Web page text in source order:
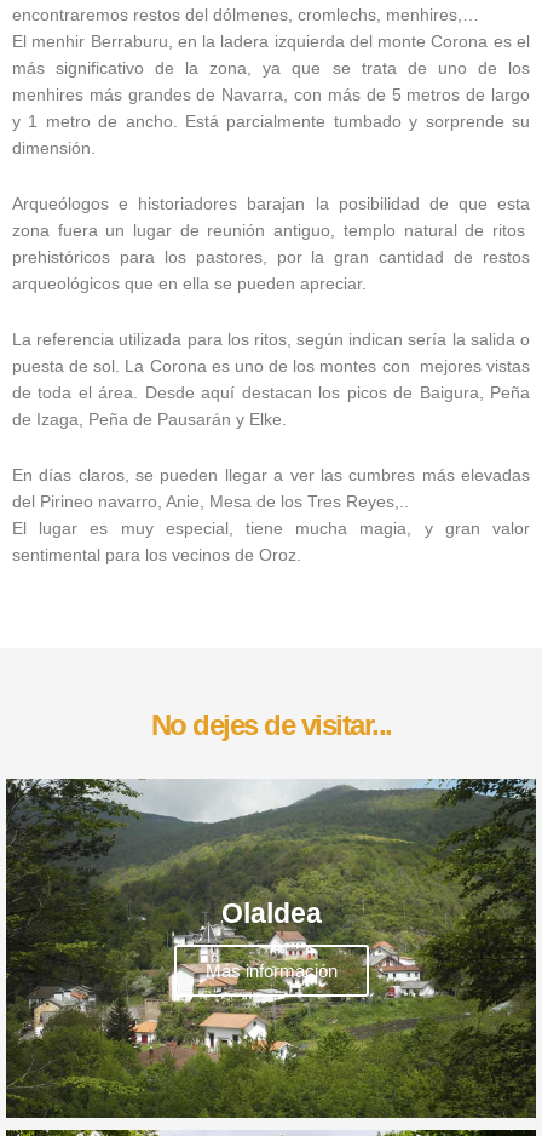
encontraremos restos del dólmenes, cromlechs, menhires,…
El menhir Berraburu, en la ladera izquierda del monte Corona es el
más significativo de la zona, ya que se trata de uno de los
menhires más grandes de Navarra, con más de 5 metros de largo
y 1 metro de ancho. Está parcialmente tumbado y sorprende su
dimensión.
Arqueólogos e historiadores barajan la posibilidad de que esta
zona fuera un lugar de reunión antiguo, templo natural de ritos
prehistóricos para los pastores, por la gran cantidad de restos
arqueológicos que en ella se pueden apreciar.
La referencia utilizada para los ritos, según indican sería la salida o
puesta de sol. La Corona es uno de los montes con mejores vistas
de toda el área. Desde aquí destacan los picos de Baigura, Peña
de Izaga, Peña de Pausarán y Elke.
En días claros, se pueden llegar a ver las cumbres más elevadas
del Pirineo navarro, Anie, Mesa de los Tres Reyes,..
El lugar es muy especial, tiene mucha magia, y gran valor
sentimental para los vecinos de Oroz.
No dejes de visitar...
Olaldea
Más información